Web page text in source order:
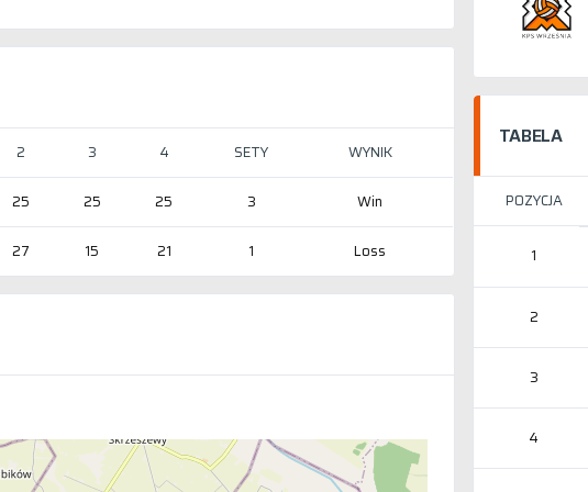
2 3 4 SETY WYNIK
25 25 25 3 Win
27 15 21 1 Loss
TABELA
POZYCJA
1
2
3
4